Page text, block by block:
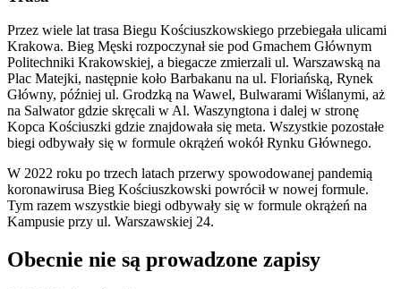
Przez wiele lat trasa Biegu Kościuszkowskiego przebiegała ulicami
Krakowa. Bieg Męski rozpoczynał sie pod Gmachem Głównym
Politechniki Krakowskiej, a biegacze zmierzali ul. Warszawską na
Plac Matejki, następnie koło Barbakanu na ul. Floriańską, Rynek
Główny, później ul. Grodzką na Wawel, Bulwarami Wiślanymi, aż
na Salwator gdzie skręcali w Al. Waszyngtona i dalej w stronę
Kopca Kościuszki gdzie znajdowała się meta. Wszystkie pozostałe
biegi odbywały się w formule okrążeń wokół Rynku Głównego.
W 2022 roku po trzech latach przerwy spowodowanej pandemią
koronawirusa Bieg Kościuszkowski powrócił w nowej formule.
Tym razem wszystkie biegi odbywały się w formule okrążeń na
Kampusie przy ul. Warszawskiej 24.
Obecnie nie są prowadzone zapisy